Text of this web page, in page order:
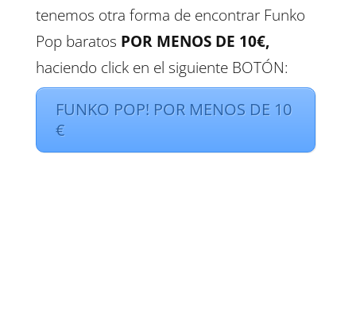
tenemos otra forma de encontrar Funko
Pop baratos POR MENOS DE 10€,
haciendo click en el siguiente BOTÓN:
FUNKO POP! POR MENOS DE 10
€